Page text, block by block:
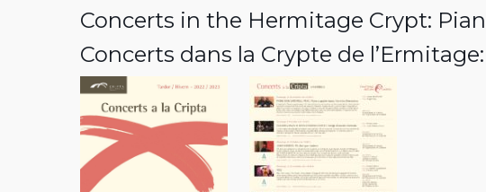
Concerts in the Hermitage Crypt:
Concerts dans la Crypte de